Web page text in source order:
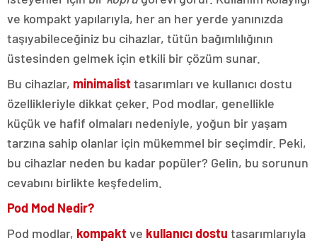
ve kompakt yapılarıyla, her an her yerde yanınızda
taşıyabileceğiniz bu cihazlar, tütün bağımlılığının
üstesinden gelmek için etkili bir çözüm sunar.
Bu cihazlar, minimalisttasarımları ve kullanıcı dostu
özellikleriyle dikkat çeker. Pod modlar, genellikle
küçük ve hafif olmaları nedeniyle, yoğun bir yaşam
tarzına sahip olanlar için mükemmel bir seçimdir. Peki,
bu cihazlar neden bu kadar popüler? Gelin, bu sorunun
cevabını birlikte keşfedelim.
Pod Mod Nedir?
Pod modlar, kompaktve kullanıcı dostu tasarımlarıyla